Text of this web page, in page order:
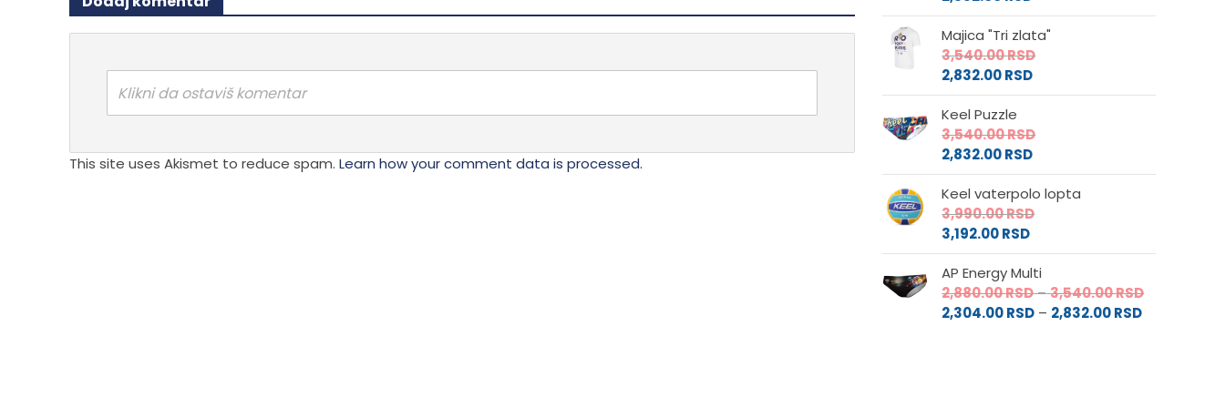
izabrane
na
stranici
biti
izabrane
biti
izabrane
Klikni da ostaviš komentar
This site uses Akismet to reduce spam. Learn how your comment data is processed.
Majica "Tri zlata"
3,540.00RSD
2,832.00RSD
Keel Puzzle
3,540.00RSD
2,832.00RSD
Keel vaterpolo lopta
3,990.00RSD
3,192.00RSD
AP Energy Multi
2,880.00RSD–3,540.00RSDRaspon
2,304.00RSD – 2,832.00RSDRaspon